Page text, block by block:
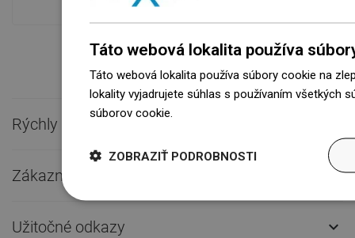
Rýchly kontakt
Zákaznícky servis 
Užitočné odkazy 
Táto webová lokalita používa
Táto webová lokalita používa súbory cookie na
lokality vyjadrujete súhlas s používaním všetkých
súborov cookie.
ZOBRAZIŤ PODROBNOSTI